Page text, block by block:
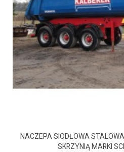
NACZEPA SIODŁOWA
SKRZYNIĄ MARKI